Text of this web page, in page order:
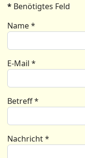
* Benötigtes Feld
Name*
E-Mail *
Betreff*
Nachricht*